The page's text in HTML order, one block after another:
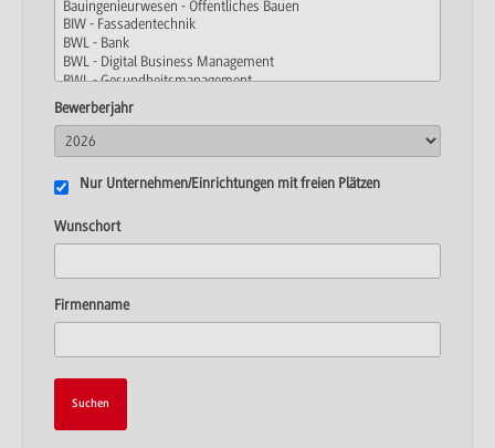
Bewerberjahr
Nur Unternehmen/Einrichtungen mit freien Plätzen
Wunschort
Firmenname